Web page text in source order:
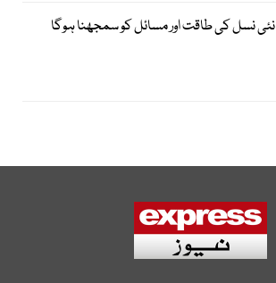
نئی نسل کی طاقت اور مسائل کو سمجھنا ہوگا